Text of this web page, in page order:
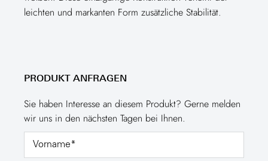
leichten und markanten Form zusätzliche Stabilität.
PRODUKT ANFRAGEN
Sie haben Interesse an diesem Produkt? Gerne melden
wir uns in den nächsten Tagen bei Ihnen.